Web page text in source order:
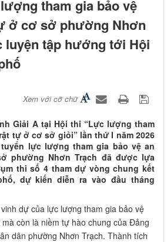
tham gia bảo vệ
ở cơ sở phường Nhơn
luyện tập hướng tới Hội
Xem với cỡ chữ
Giải A tại Hội thi “Lực lượng tham
tự ở cơ sở giỏi” lần thứ I năm 2026
lực lượng tham gia bảo vệ an
phường Nhơn Trạch đã được lựa
thi số 4 tham dự vòng chung kết
dự kiến diễn ra vào đầu tháng
dự của lực lượng tham gia bảo vệ
còn là niềm tự hào chung của Đảng
dân phường Nhơn Trạch. Thành tích